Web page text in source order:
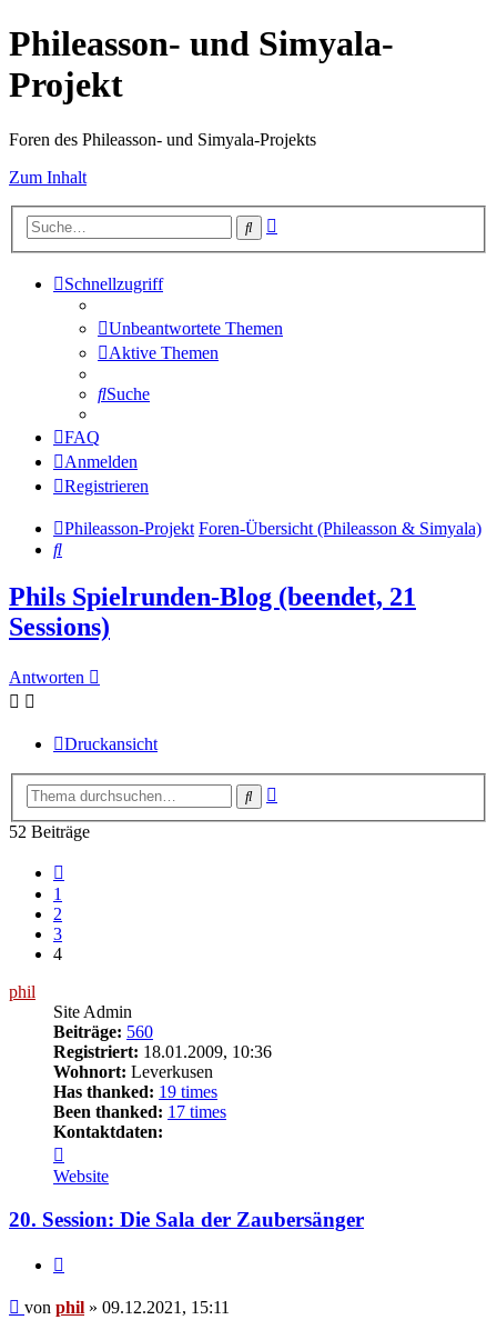
Phileasson- und Simyala-
Projekt
Foren des Phileasson- und Simyala-Projekts
Zum Inhalt
Suche
Schnellzugriff
Unbeantwortete Themen
Aktive Themen
Suche
FAQ
Anmelden
Registrieren
Phileasson-Projekt Foren-Übersicht (Phileasson & Simyala)
Suche
Phils Spielrunden-Blog (beendet, 21
Sessions)
Antworten
Druckansicht
Suche
52 Beiträge
1
2
3
4
phil
Site Admin
Beiträge: 560
Registriert: 18.01.2009, 10:36
Wohnort: Leverkusen
Has thanked: 19 times
Been thanked: 17 times
Kontaktdaten:
von
phil
Website
20. Session: Die Sala der Zaubersänger
Beitrag
von phil » 09.12.2021, 15:11